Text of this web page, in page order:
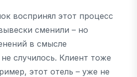
воспринял этот процесс
сменили – но
в смысле
случилось. Клиент тоже
этот отель – уже не